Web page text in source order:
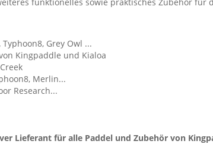
Grey Owl ...
Kingpaddle und Kialoa
Merlin...
Research...
Lieferant für alle Paddel und Zubehör von